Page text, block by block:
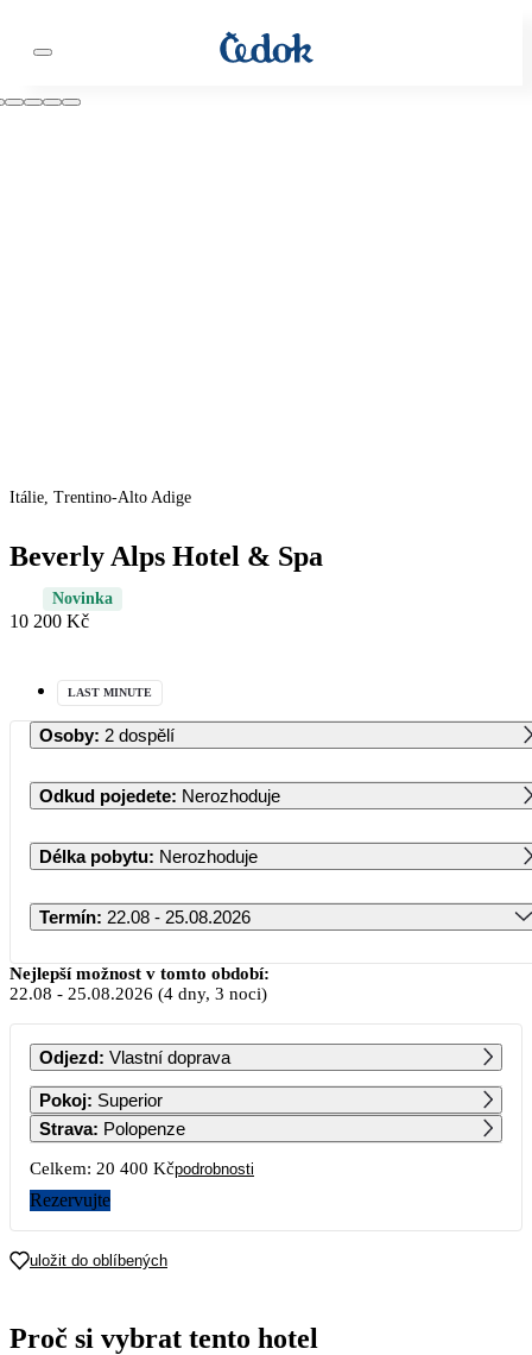
Itálie, Trentino-Alto Adige
Beverly Alps Hotel & Spa
Novinka
10 200 Kč
LAST MINUTE
Osoby: 2 dospělí
Odkud pojedete: Nerozhoduje
Délka pobytu: Nerozhoduje
Termín: 22.08 - 25.08.2026
Srpen 2026
PO ÚT ST ČT PÁ SO NE
1 2
3 4 5 6 7 8 9
10
17 18
24 25 26 27
Nejlepší možnost v tomto období:
22.08 - 25.08.2026 (4 dny, 3 noci)
Odjezd: Vlastní doprava
Pokoj: Superior
Strava: Polopenze
Celkem: 20 400 Kčpodrobnosti
Rezervujte
uložit do oblíbených
Proč si vybrat tento hotel